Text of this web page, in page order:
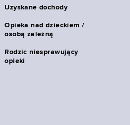
Uzyskane dochody
Opieka nad dzieckiem /
osobą zależną
Rodzic niesprawujący
opieki